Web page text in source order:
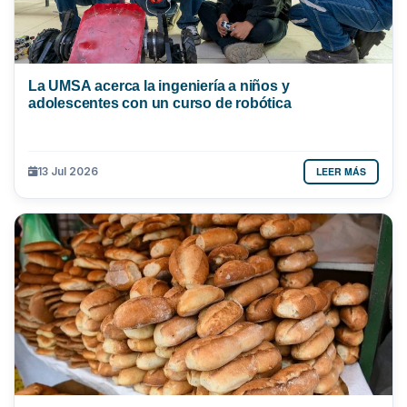
La UMSA acerca la ingeniería a niños y
adolescentes con un curso de robótica
13 Jul 2026 LEER MÁS